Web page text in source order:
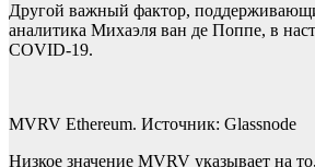
Другой важный фактор,
аналитика Михаэля ван де Поппе, в
COVID-19.
MVRV Ethereum. Источник: Glassnode
Низкое значение MVRV указывает на